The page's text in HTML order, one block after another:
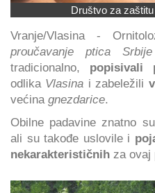
Društvo za
Vranje/Vlasina -
proučavanje ptica Srbije
tradicionalno, popisivali
odlika Vlasina i zabeležili
većina gnezdarice.
Obilne padavine znatno su
ali su takođe uslovile i
nekarakterističnih za ovaj